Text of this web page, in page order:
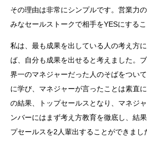
その理由は非常にシンプルです。営業力
みなセールストークで相手をYESにするこ
私は、最も成果を出している人の考え方
ば、自分も成果を出せると考えました。
界一のマネジャーだった人のそばをつい
に学び、マネジャーが言ったことは素直
の結果、トップセールスとなり、マネジ
ンバーにはまず考え方教育を徹底し、結
プセールスを2人輩出することができまし